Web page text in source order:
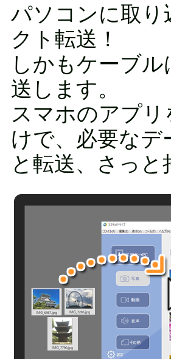
パソコンに取
クト転送！
しかもケーブ
送します。
スマホのアプ
けで、必要な
と転送、さっ